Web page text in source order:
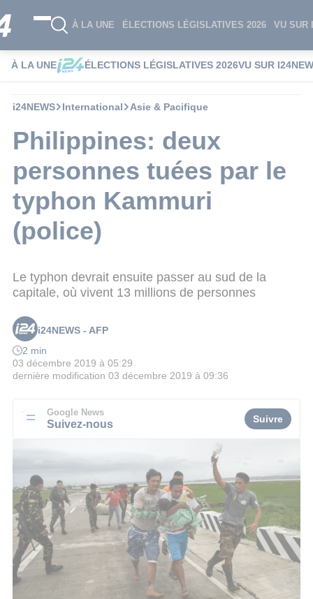
À LA UNE ÉLECTIONS LÉGISLATIVES 2026 VU SUR
À LA UNE ÉLECTIONS LÉGISLATIVES 2026VU SUR
i24NEWS International Asie & Pacifique
Philippines: deux
personnes tuées par le
typhon Kammuri
(police)
Le typhon devrait ensuite passer au sud de la
capitale, où vivent 13 millions de personnes
i24NEWS - AFP
2 min
03 décembre 2019 à 05:29
dernière modification 03 décembre 2019 à 09:36
Google News
Suivez-nous Suivre